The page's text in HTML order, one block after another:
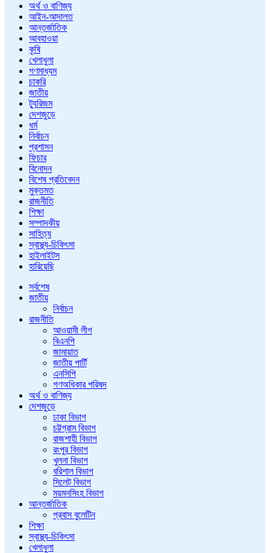
অর্থ ও বাণিজ্য
আইন-আদালত
আন্তর্জাতিক
আবহাওয়া
কৃষি
খেলাধুলা
গণমাধ্যম
চাকরি
জাতীয়
ট্যুরিজম
দেশজুড়ে
ধর্ম
নির্বাচন
প্রশাসন
ফিচার
বিনোদন
বিশেষ প্রতিবেদন
মুক্তমত
রাজনীতি
শিক্ষা
সম্পাদকীয়
সাহিত্য
স্বাস্থ্য-চিকিৎসা
হাইলাইটস
হারিয়েছি
সর্বশেষ
জাতীয়
নির্বাচন
রাজনীতি
আওয়ামী লীগ
বিএনপি
জামায়াত
জাতীয় পার্টি
এনসিপি
গণঅধিকার পরিষদ
অর্থ ও বাণিজ্য
দেশজুড়ে
ঢাকা বিভাগ
চট্টগ্রাম বিভাগ
রাজশাহী বিভাগ
রংপুর বিভাগ
খুলনা বিভাগ
বরিশাল বিভাগ
সিলেট বিভাগ
ময়মনসিংহ বিভাগ
আন্তর্জাতিক
প্রবাস বুলেটিন
শিক্ষা
স্বাস্থ্য-চিকিৎসা
খেলাধুলা